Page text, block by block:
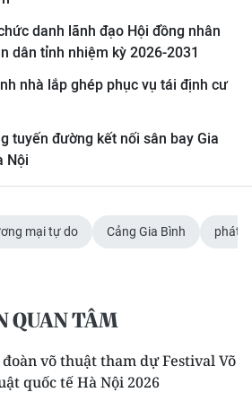
danh lãnh đạo Hội đồng nhân
dân tỉnh nhiệm kỳ 2026-2031
nhà lắp ghép phục vụ tái định cư
tuyến đường kết nối sân bay Gia
Nội
mại tự do Cảng Gia Bình phát
QUAN TÂM
đoàn võ thuật tham dự Festival Võ
quốc tế Hà Nội 2026